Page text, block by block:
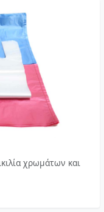
χρωμάτων και